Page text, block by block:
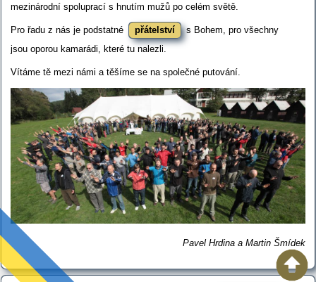
mezinárodní spoluprací s hnutím mužů po celém světě.
Pro řadu z nás je podstatné přátelství
s Bohem, pro všechny
jsou oporou kamarádi, které tu nalezli.
Vítáme tě mezi námi a těšíme se na společné putování.
Pavel Hrdina a Martin Šmídek